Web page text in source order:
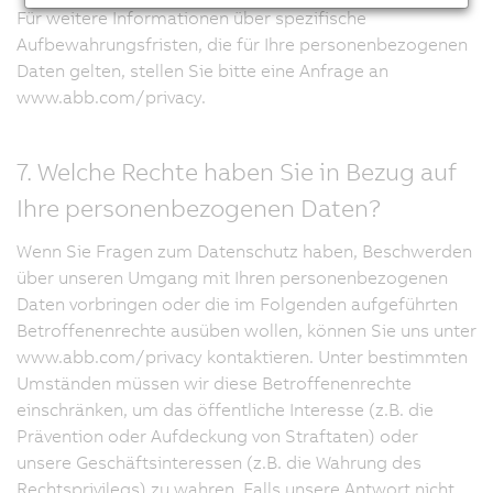
Für weitere Informationen über spezifische
Aufbewahrungsfristen, die für Ihre personenbezogenen
Daten gelten, stellen Sie bitte eine Anfrage an
www.abb.com/privacy.
7. Welche Rechte haben Sie in Bezug auf
Ihre personenbezogenen Daten?
Wenn Sie Fragen zum Datenschutz haben, Beschwerden
über unseren Umgang mit Ihren personenbezogenen
Daten vorbringen oder die im Folgenden aufgeführten
Betroffenenrechte ausüben wollen, können Sie uns unter
www.abb.com/privacy kontaktieren. Unter bestimmten
Umständen müssen wir diese Betroffenenrechte
einschränken, um das öffentliche Interesse (z.B. die
Prävention oder Aufdeckung von Straftaten) oder
unsere Geschäftsinteressen (z.B. die Wahrung des
Rechtsprivilegs) zu wahren. Falls unsere Antwort nicht